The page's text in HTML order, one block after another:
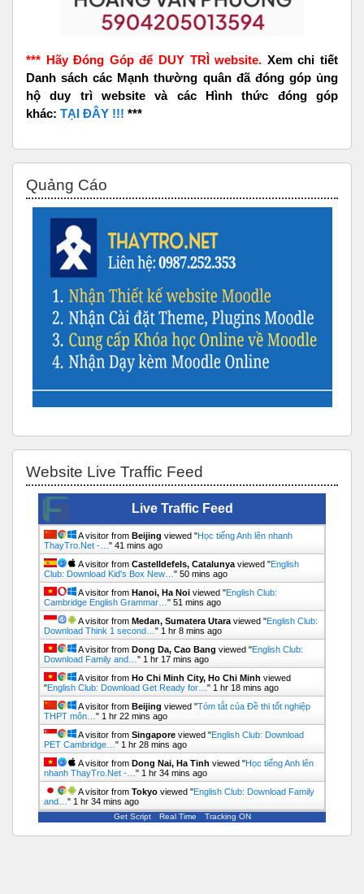
*** Hãy Đóng Góp để DUY TRÌ website. Xem chi tiết
Danh sách các Mạnh thường quân đã đóng góp ủng
hộ duy trì website và các Hình thức đóng góp
khác: TẠI ĐÂY !!! ***
Quảng Cáo
Website Live Traffic Feed
Live Traffic Feed
A visitor from Beijing viewed "Học tiếng Anh lên nhanh
ThayTro.Net -… " 41 mins ago
A visitor from Castelldefels, Catalunya viewed "English
Club: Download Kid's Box New… " 50 mins ago
A visitor from Hanoi, Ha Noi viewed "English Club:
Cambridge English Grammar… " 51 mins ago
A visitor from Medan, Sumatera Utara viewed "English Club:
Download Think 1 second… " 1 hr 8 mins ago
A visitor from Dong Da, Cao Bang viewed "English Club:
Download Family and… " 1 hr 17 mins ago
A visitor from Ho Chi Minh City, Ho Chi Minh viewed
"English Club: Download Get Ready for… " 1 hr 18 mins ago
A visitor from Beijing viewed "Tóm tắt của Đề thi tốt nghiệp
THPT môn… " 1 hr 22 mins ago
A visitor from Singapore viewed "English Club: Download
PET Cambridge… " 1 hr 28 mins ago
A visitor from Dong Nai, Ha Tinh viewed "Học tiếng Anh lên
nhanh ThayTro.Net -… " 1 hr 34 mins ago
A visitor from Tokyo viewed "English Club: Download Family
and… " 1 hr 34 mins ago
Get Script Real Time Tracking ON